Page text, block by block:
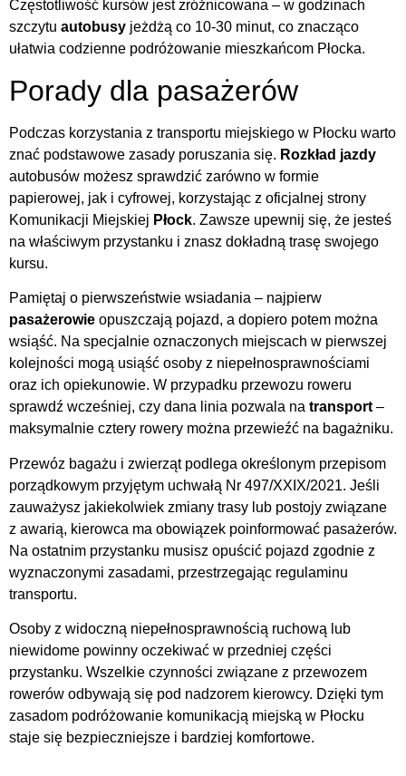
Częstotliwość kursów jest zróżnicowana – w godzinach
szczytu autobusy jeżdżą co 10-30 minut, co znacząco
ułatwia codzienne podróżowanie mieszkańcom Płocka.
Porady dla pasażerów
Podczas korzystania z transportu miejskiego w Płocku warto
znać podstawowe zasady poruszania się. Rozkład jazdy
autobusów możesz sprawdzić zarówno w formie
papierowej, jak i cyfrowej, korzystając z oficjalnej strony
Komunikacji Miejskiej Płock. Zawsze upewnij się, że jesteś
na właściwym przystanku i znasz dokładną trasę swojego
kursu.
Pamiętaj o pierwszeństwie wsiadania – najpierw
pasażerowie opuszczają pojazd, a dopiero potem można
wsiąść. Na specjalnie oznaczonych miejscach w pierwszej
kolejności mogą usiąść osoby z niepełnosprawnościami
oraz ich opiekunowie. W przypadku przewozu roweru
sprawdź wcześniej, czy dana linia pozwala na transport –
maksymalnie cztery rowery można przewieźć na bagażniku.
Przewóz bagażu i zwierząt podlega określonym przepisom
porządkowym przyjętym uchwałą Nr 497/XXIX/2021. Jeśli
zauważysz jakiekolwiek zmiany trasy lub postojy związane
z awarią, kierowca ma obowiązek poinformować pasażerów.
Na ostatnim przystanku musisz opuścić pojazd zgodnie z
wyznaczonymi zasadami, przestrzegając regulaminu
transportu.
Osoby z widoczną niepełnosprawnością ruchową lub
niewidome powinny oczekiwać w przedniej części
przystanku. Wszelkie czynności związane z przewozem
rowerów odbywają się pod nadzorem kierowcy. Dzięki tym
zasadom podróżowanie komunikacją miejską w Płocku
staje się bezpieczniejsze i bardziej komfortowe.